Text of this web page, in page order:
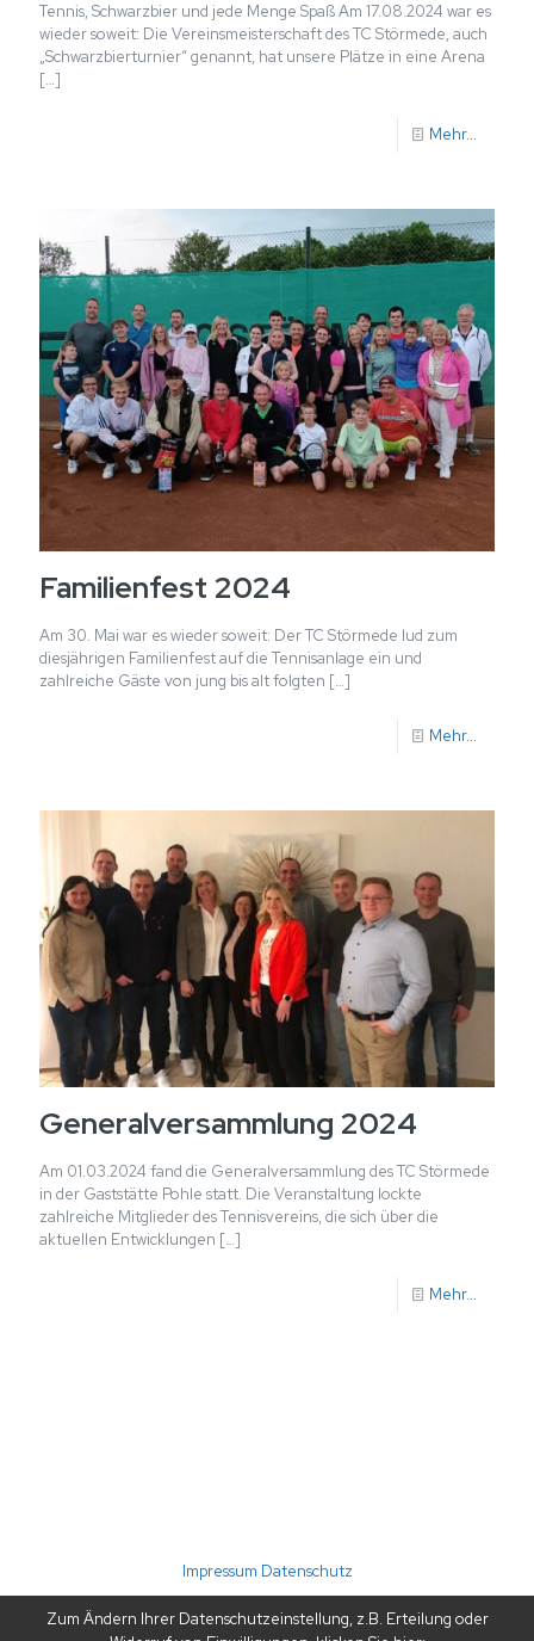
Tennis, Schwarzbier und jede Menge Spaß Am 17.08.2024 war es
wieder soweit: Die Vereinsmeisterschaft des TC Störmede, auch
„Schwarzbierturnier“ genannt, hat unsere Plätze in eine Arena
[…]
Mehr...
Familienfest 2024
Am 30. Mai war es wieder soweit: Der TC Störmede lud zum
diesjährigen Familienfest auf die Tennisanlage ein und
zahlreiche Gäste von jung bis alt folgten […]
Mehr...
Generalversammlung 2024
Am 01.03.2024 fand die Generalversammlung des TC Störmede
in der Gaststätte Pohle statt. Die Veranstaltung lockte
zahlreiche Mitglieder des Tennisvereins, die sich über die
aktuellen Entwicklungen […]
Mehr...
Impressum Datenschutz
Zum Ändern Ihrer Datenschutzeinstellung, z.B. Erteilung oder